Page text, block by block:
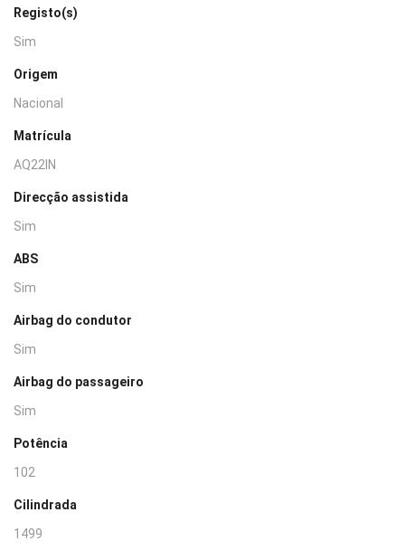
Registo(s)
Sim
Origem
Nacional
Matrícula
AQ22IN
Direcção assistida
Sim
ABS
Sim
Airbag do condutor
Sim
Airbag do passageiro
Sim
Potência
102
Cilindrada
1499